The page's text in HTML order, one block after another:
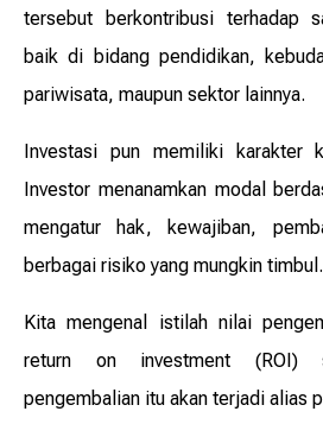
tersebut berkontribusi terhadap
baik di bidang pendidikan,
pariwisata, maupun sektor lainnya.
Investasi pun memiliki karakter
Investor menanamkan modal
mengatur hak, kewajiban,
berbagai risiko yang mungkin timbul.
Kita mengenal istilah nilai
return on investment (ROI)
pengembalian itu akan terjadi alias